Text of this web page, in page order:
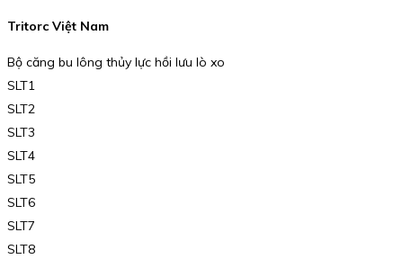
Tritorc Việt Nam
Bộ căng bu lông thủy lực hồi lưu lò xo
SLT1
SLT2
SLT3
SLT4
SLT5
SLT6
SLT7
SLT8